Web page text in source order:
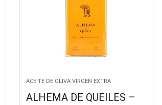
ACEITE DE OLIVA VIRGEN EXTRA
ALHEMA DE QUEILES –